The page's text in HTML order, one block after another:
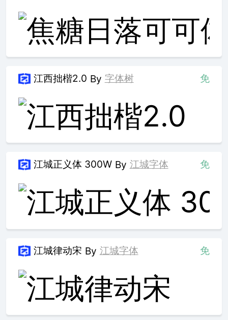
江西拙楷2.0 By 字体树 免
江城正义体 300W By 江城字体 免
江城律动宋 By 江城字体 免